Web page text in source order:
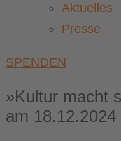
Aktuelles
Presse
SPENDEN
»Kultur macht
am 18.12.2024